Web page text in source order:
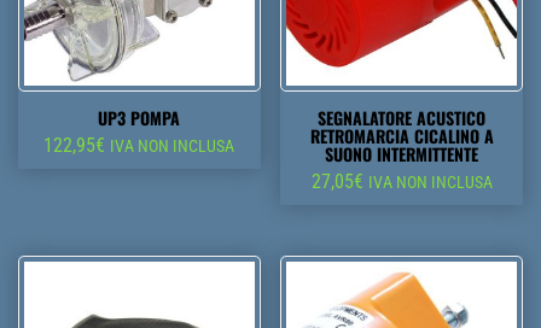
UP3 POMPA
122,95€ IVA NON INCLUSA
SEGNALATORE ACUSTICO
RETROMARCIA CICALINO A
SUONO INTERMITTENTE
27,05€ IVA NON INCLUSA